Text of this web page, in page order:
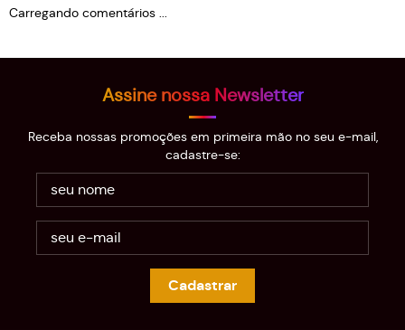
Carregando comentários ...
Assine nossa Newsletter
Receba nossas promoções em primeira mão no seu e-mail,
cadastre-se:
Cadastrar